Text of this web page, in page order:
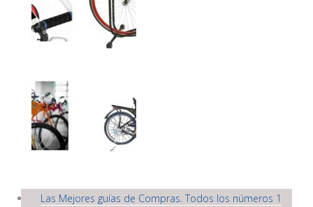
Las Mejores guías de Compras. Todos los números 1